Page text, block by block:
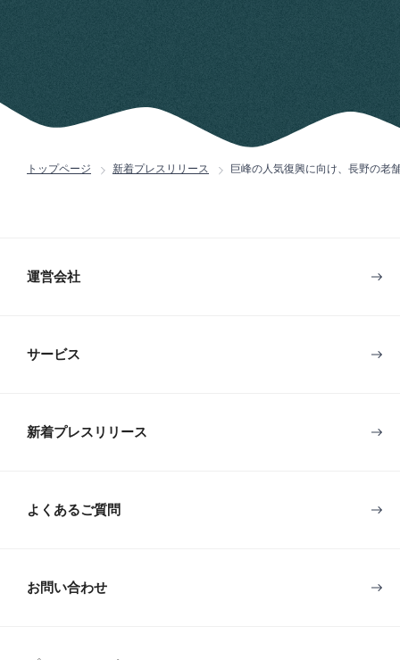
トップページ 新着プレスリリース 巨峰の人気復興に向け、長野の老
運営会社
サービス
新着プレスリリース
よくあるご質問
お問い合わせ